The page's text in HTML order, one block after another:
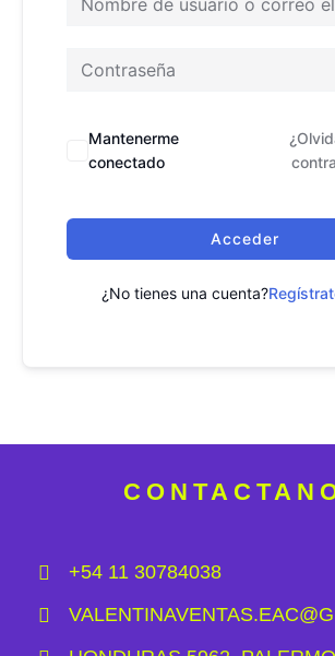
Mantenerme
conectado
Acceder
¿No tienes una cuenta?
+54 11 30784038